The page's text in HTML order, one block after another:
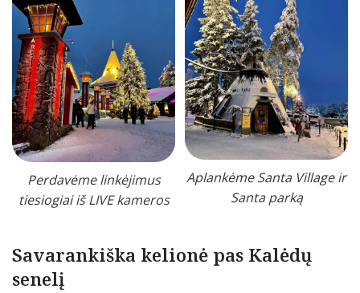
Perdavėme linkėjimus
tiesiogiai iš LIVE kameros
Aplankėme Santa Village ir
Santa parką
Savarankiška kelionė pas Kalėdų
senelį